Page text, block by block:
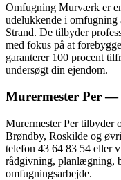
Omfugning Murværk er
udelukkende i
Strand. De tilbyder
med fokus på at
garanterer 100 procent
undersøgt din ejendom.
Murermester Per —
Murermester Per tilbyder
Brøndby, Roskilde og
telefon 43 64 83 54 eller
rådgivning, planlægning,
omfugningsarbejde.